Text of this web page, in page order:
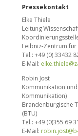
Pressekontakt
Elke Thiele
Leitung
Leibniz-Zentrum für
Tel.: +49 (0) 33432
E-Mail:
Robin Jost
Kommunikation
Kommunikation)
Brandenburgische
(BTU)
Tel.: +49 (0)355 69
E-Mail: